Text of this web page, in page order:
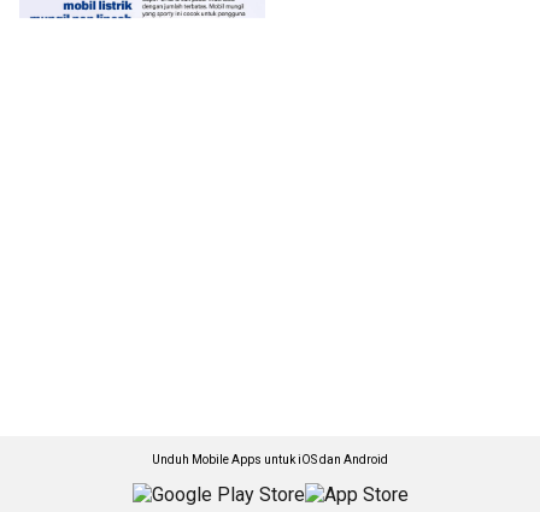
Unduh Mobile Apps untuk iOS dan Android